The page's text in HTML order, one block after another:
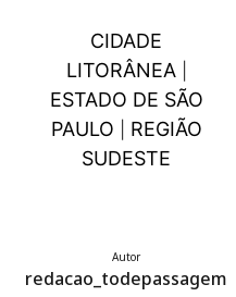
CIDADE
LITORÂNEA|
ESTADO DE SÃO
PAULO
REGIÃO
SUDESTE
Autor
redacao_todepassagem